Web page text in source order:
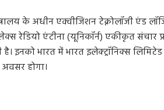
के अधीन एक्वीजिशन टेक्नोलॉजी
रेडियो एंटीना (यूनिकॉर्न) एकीकृत
इनको भारत में भारत इलेक्ट्रॉनिक्स
होगा।